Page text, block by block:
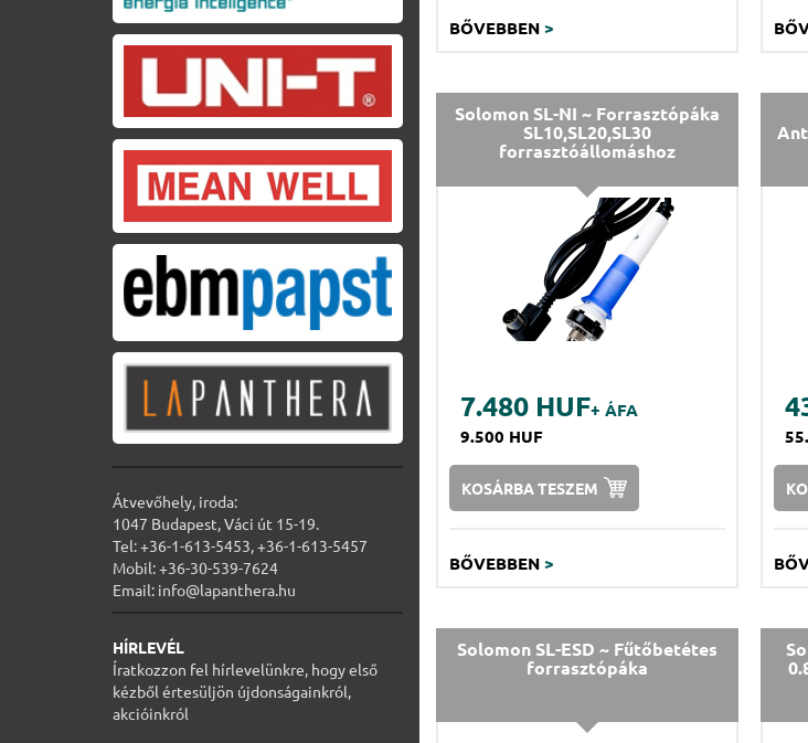
Átvevőhely, iroda:
1047 Budapest, Váci út 15-19.
Tel: +36-1-613-5453, +36-1-613-5457
Mobil: +36-30-539-7624
Email: info@lapanthera.hu
HÍRLEVÉL
Íratkozzon fel hírlevelünkre, hogy első
kézből értesüljön újdonságainkról,
akcióinkról
BŐVEBBEN >
Solomon SL-NI ~ Forrasztópáka
SL10,SL20,SL30
forrasztóállomáshoz
7.480 HUF+ ÁFA
9.500 HUF
KOSÁRBA TESZEM
BŐVEBBEN >
Solomon SL-ESD ~ Fűtőbetétes
forrasztópáka